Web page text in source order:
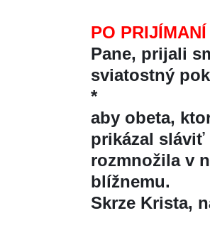
PO PRIJÍMANÍ
Pane, prijali
sviatostný
*
aby obeta,
prikázal
rozmnožila v
blížnemu.
Skrze Krista,